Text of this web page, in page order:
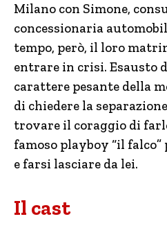
Milano con Simone,
concessionaria
tempo, però, il loro
entrare in crisi. Esausto
carattere pesante della
di chiedere la
trovare il coraggio di
famoso playboy “il
e farsi lasciare da lei.
Il cast